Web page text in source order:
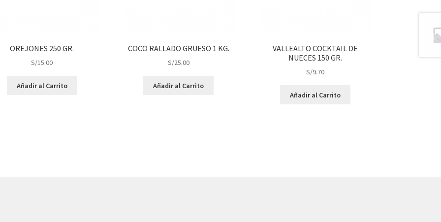
OREJONES 250 GR.
S/15.00
Añadir al Carrito
COCO RALLADO GRUESO 1 KG.
S/25.00
Añadir al Carrito
VALLEALTO COCKTAIL DE
NUECES 150 GR.
S/9.70
Añadir al Carrito